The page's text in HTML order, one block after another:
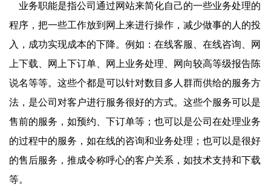
业务职能是指公司通过网站来简化自己的一些业务处理的
程序，把一些工作放到网上来进行操作，减少做事的人的投
入，成功实现成本的下降。例如：在线客服、在线咨询、网
上下载、网上下订单、网上业务处理、网向较高等级报告陈
说名等等。这些个都是可以针对数目多人群而供给的服务方
法，是公司对客户进行服务很好的方式。这些个服务可以是
售前的服务，如预约、下订单等；也可以是公司在处理业务
的过程中的服务，如在线的咨询和业务处理；也可以是很好
的售后服务，推成令称呼心的客户关系，如技术支持和下载
等。